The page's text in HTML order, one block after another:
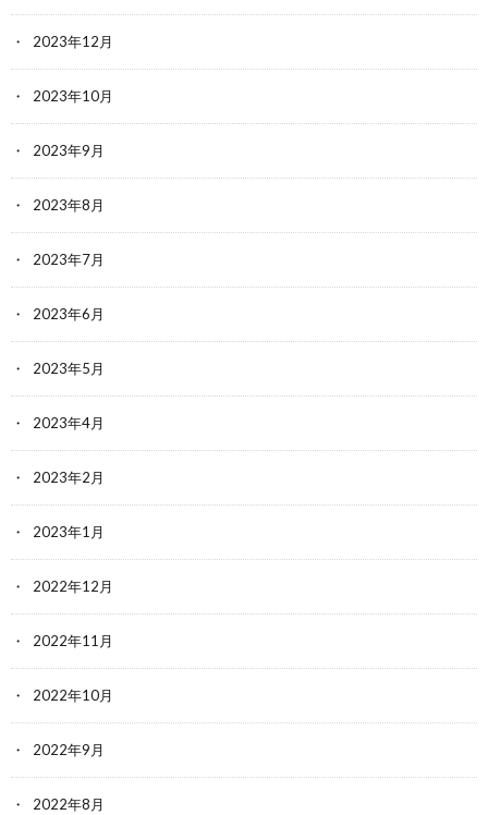
2023年12月
2023年10月
2023年9月
2023年8月
2023年7月
2023年6月
2023年5月
2023年4月
2023年2月
2023年1月
2022年12月
2022年11月
2022年10月
2022年9月
2022年8月